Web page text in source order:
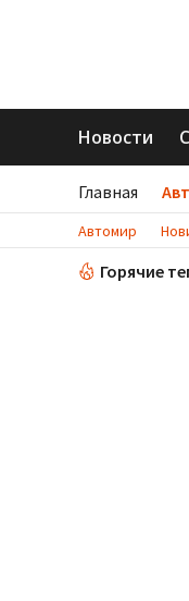
Новости
Главная
Автомир
Горячие